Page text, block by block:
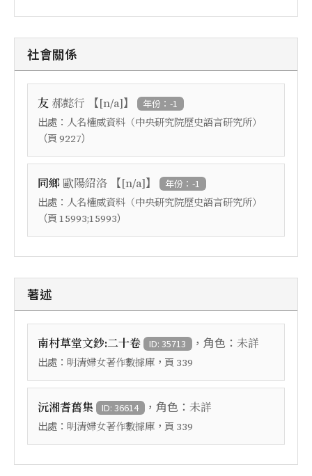
社會關係
友 郝懿行 【[n/a]】 年份：-1
出處： 人名權威資料（中央研究院歷史語言研究所）
（頁 9227）
同鄉歐陽紹洛 【[n/a]】 年份：-1
出處： 人名權威資料（中央研究院歷史語言研究所）
（頁 15993;15993）
著述
南村草堂文鈔:二十卷 ID: 35713 ，角色： 未詳
出處： 明清婦女著作數據庫 ，頁 339
沅湘耆舊集 ID: 36614 ，角色： 未詳
出處： 明清婦女著作數據庫 ，頁 339